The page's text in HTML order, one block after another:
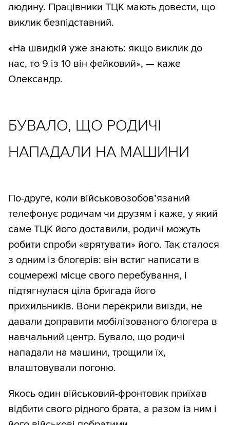
людину. Працівники ТЦК мають довести, що
виклик безпідставний.
«На швидкій уже знають: якщо виклик до
нас, то 9 із 10 він фейковий», — каже
Олександр.
БУВАЛО, ЩО РОДИЧІ
НАПАДАЛИ НА МАШИНИ
По-друге, коли військовозобов’язаний
телефонує родичам чи друзям і каже, у який
саме ТЦК його доставили, родичі можуть
робити спроби «врятувати» його. Так сталося
з одним із блогерів: він встиг написати в
соцмережі місце свого перебування, і
підтягнулася ціла бригада його
прихильників. Вони перекрили виїзди, не
давали доправити мобілізованого блогера в
навчальний центр. Бувало, що родичі
нападали на машини, трощили їх,
влаштовували погоню.
Якось один військовий-фронтовик приїхав
відбити свого рідного брата, а разом із ним і